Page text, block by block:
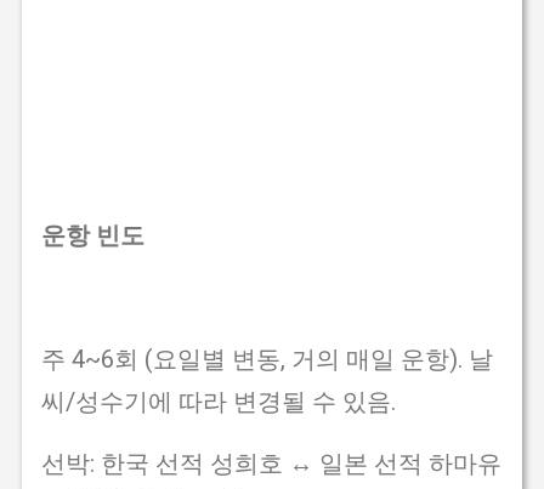
운항 빈도
주 4~6회 (요일별 변동, 거의 매일 운항). 날
씨/성수기에 따라 변경될 수 있음.
선박: 한국 선적 성희호 ↔ 일본 선적 하마유